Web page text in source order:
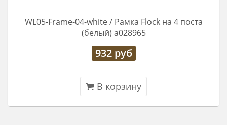
WL05-Frame-04-white / Рамка Flock на 4 поста
(белый) a028965
932руб
В корзину